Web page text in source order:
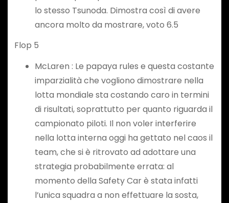
lo stesso Tsunoda. Dimostra così di avere
ancora molto da mostrare, voto 6.5
Flop 5
McLaren : Le papaya rules e questa costante
imparzialità che vogliono dimostrare nella
lotta mondiale sta costando caro in termini
di risultati, soprattutto per quanto riguarda il
campionato piloti. Il non voler interferire
nella lotta interna oggi ha gettato nel caos il
team, che si è ritrovato ad adottare una
strategia probabilmente errata: al
momento della Safety Car è stata infatti
l’unica squadra a non effettuare la sosta,